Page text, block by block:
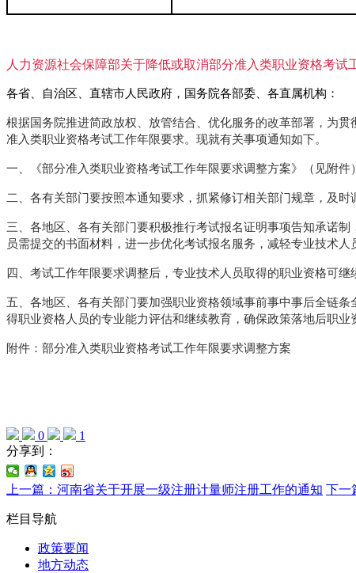
人力资源社会保障部关于降低或取消部分准入类职业资格考试
各省、自治区、直辖市人民政府，国务院各部委、各直属机构：
根据国务院推进简政放权、放管结合、优化服务的改革部署，为
准入类职业资格考试工作年限要求。现就有关事项通知如下。
一、《部分准入类职业资格考试工作年限要求调整方案》（见附
二、各有关部门要按照本通知要求，抓紧修订相关部门规章，及
三、各地区、各有关部门要积极推行考试报名证明事项告知承诺
员需提交的书面材料，进一步优化考试报名服务，减轻专业技术人
四、考试工作年限要求调整后，专业技术人员取得的职业资格可
五、各地区、各有关部门要加强职业资格领域事前事中事后全链
得职业资格人员的专业能力评估和继续教育，确保政策落地后职业
附件： 部分准入类职业资格考试工作年限要求调整方案
0
1
分享到：
上一篇：河南省关于开展一级注册计量师注册工作的通知 下一
栏目导航
政策要闻
地方动态